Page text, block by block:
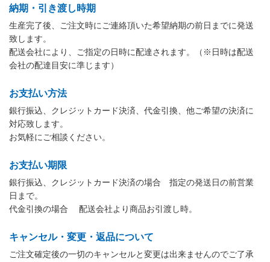
納期・引き渡し時期
生産完了後、ご注文時にご連絡頂いた希望納期の前日までに発送
致します。
配送会社により、ご指定の日時に配達されます。（※日時は配送
会社の配達目安に準じます）
お支払い方法
銀行振込、クレジットカード決済、代金引換、他ご希望の決済に
対応致します。
お気軽にご相談ください。
お支払い期限
銀行振込、クレジットカード決済の場合 指定の発送日の前営業
日まで。
代金引換の場合 配送会社より商品お引渡し時。
キャンセル・変更・返品について
ご注文確定後の一切のキャンセルと変更は出来ませんのでご了承